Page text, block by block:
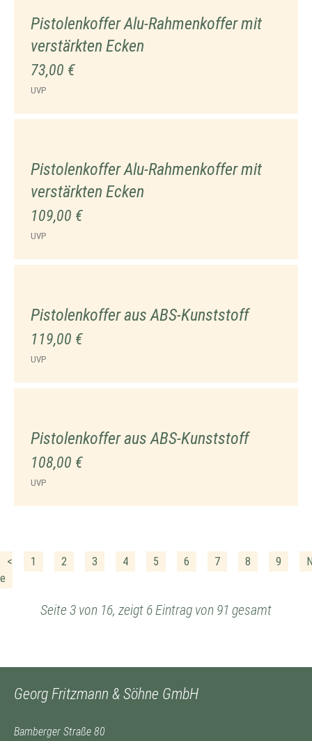
Pistolenkoffer Alu-Rahmenkoffer mit
verstärkten Ecken
73,00 €
UVP
Pistolenkoffer Alu-Rahmenkoffer mit
verstärkten Ecken
109,00 €
UVP
Pistolenkoffer aus ABS-Kunststoff
119,00 €
UVP
Pistolenkoffer aus ABS-Kunststoff
108,00 €
UVP
<
1 2 3 4 5 6 7 8 9
Seite 3 von 16, zeigt 6 Eintrag von 91 gesamt
Georg Fritzmann & Söhne GmbH
Bamberger Straße 80